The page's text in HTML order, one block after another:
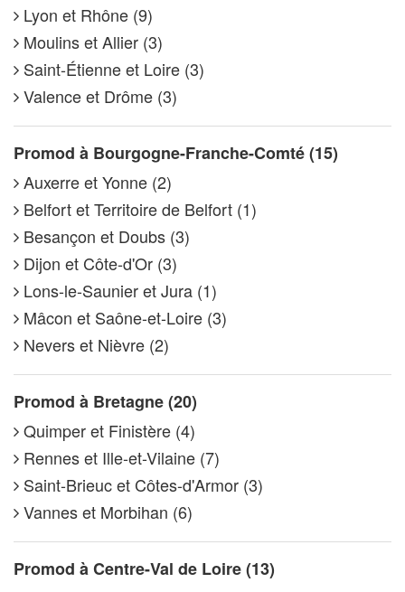
Lyon et Rhône (9)
Moulins et Allier (3)
Saint-Étienne et Loire (3)
Valence et Drôme (3)
Promod à Bourgogne-Franche-Comté (15)
Auxerre et Yonne (2)
Belfort et Territoire de Belfort (1)
Besançon et Doubs (3)
Dijon et Côte-d'Or (3)
Lons-le-Saunier et Jura (1)
Mâcon et Saône-et-Loire (3)
Nevers et Nièvre (2)
Promod à Bretagne (20)
Quimper et Finistère (4)
Rennes et Ille-et-Vilaine (7)
Saint-Brieuc et Côtes-d'Armor (3)
Vannes et Morbihan (6)
Promod à Centre-Val de Loire (13)